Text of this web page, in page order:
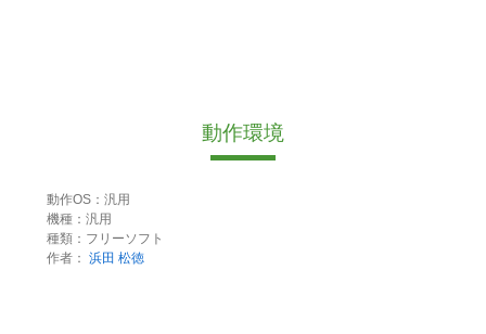
動作環境
動作OS：汎用
機種：汎用
種類：フリーソフト
作者： 浜田 松徳